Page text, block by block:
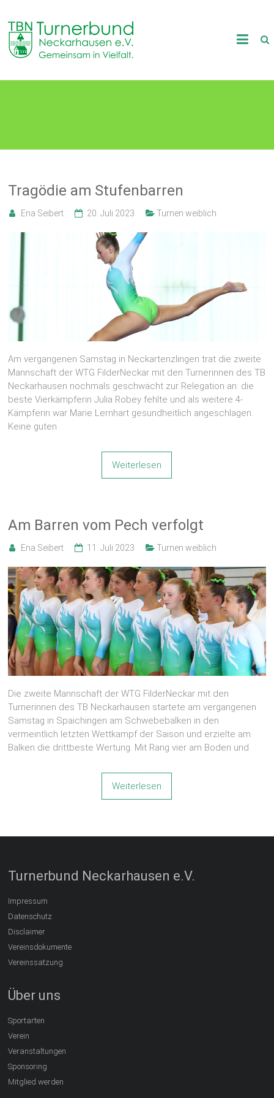
content
TB
Neckarhausen
in
Tragödie am Stufenbarren
Ena Seibert 20. Juli 2023 Turnen weiblich
Am vergangenen Samstag in Neckartenzlingen trat die zweite
Mannschaft der WTG FilderNeckar mit den Turnerinnen des TB
Neckarhausen nochmals geschwächt zur Relegation an: die
beste Vierkämpferin Julia Robey fehlte und als weitere 4-
Kämpferin war Marie Lernhart gesundheitlich angeschlagen.
Keine guten
Weiterlesen
Am Barren vom Pech verfolgt
Ena Seibert 11. Juli 2023 Turnen weiblich
Die zweite Mannschaft der WTG FilderNeckar mit den
Turnerinnen des TB Neckarhausen startete am vergangenen
Samstag in Spaichingen am Schwebebalken in den
vermeintlich letzten Wettkampf der Saison und erzielte am
Balken die drittbeste Wertung. Mit Rang vier am Boden und
Weiterlesen
Turnerbund Neckarhausen e.V.
Impressum
Datenschutz
Disclaimer
Vereinsdokumente
Vereinssatzung
Über uns
Sportarten
Verein
Veranstaltungen
Sponsoring
Mitglied werden